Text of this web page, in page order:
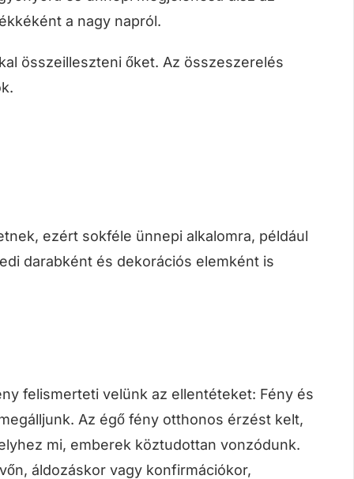
a nagy napról.
összeilleszteni őket. Az összeszerelés
ezért sokféle ünnepi alkalomra, például
darabként és dekorációs elemként is
felismerteti velünk az ellentéteket: Fény és
Az égő fény otthonos érzést kelt,
mi, emberek köztudottan vonzódunk.
áldozáskor vagy konfirmációkor,